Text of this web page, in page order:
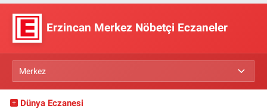
Erzincan Merkez Nöbetçi Eczaneler
Dünya Eczanesi